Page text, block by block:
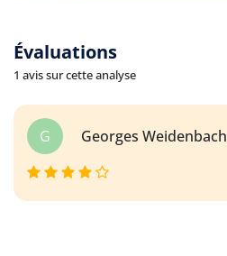
Évaluations
1 avis sur cette analyse
G Georges Weidenbach